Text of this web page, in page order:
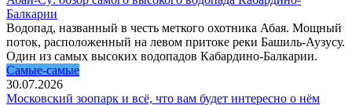
Балкарии
Водопад, названный в честь меткого охотника Абая. Мощный
поток, расположенный на левом притоке реки Башиль-Аузусу.
Один из самых высоких водопадов Кабардино-Балкарии.
Самые-самые
30.07.2026
Московский зоопарк и всё, что вам будет интересно о нём